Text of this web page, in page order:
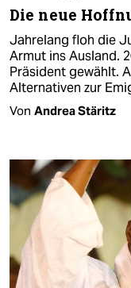
Die neue
Jahrelang floh die
Armut ins Ausland.
Präsident gewählt.
Alternativen zur
Von Andrea Stäritz